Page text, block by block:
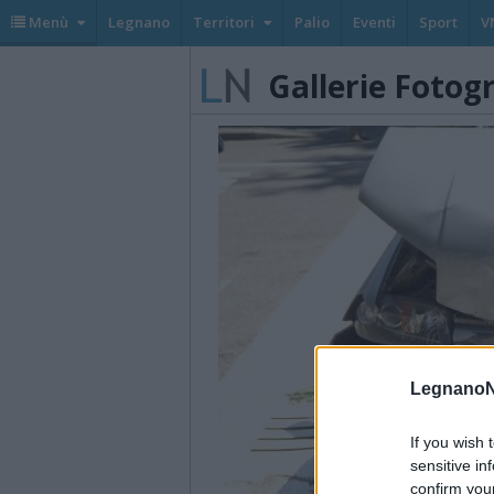
If you wish
sensitive
confirm
Menù Legnano Territori Palio Eventi Sport
Gallerie